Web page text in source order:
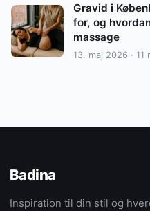
Gravid i
for, og
massage
13. maj 2026 ·
Badina
Inspiration til din stil og